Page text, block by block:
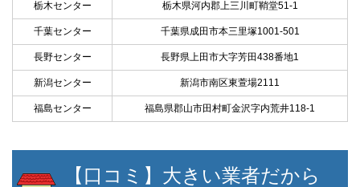
栃木センター 栃木県河内郡上三川町鞘堂51-1
千葉センター 千葉県成田市本三里塚1001-501
長野センター 長野県上田市大字芳田438番地1
新潟センター 新潟市南区東萱場2111
福島センター 福島県郡山市田村町金沢字内荒井118-1
【口コミ】大きい業者だから